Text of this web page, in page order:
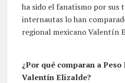
ha sido el fanatismo por sus
internautas lo han
regional mexicano Valentín
¿Por qué comparan a
Valentín Elizalde?